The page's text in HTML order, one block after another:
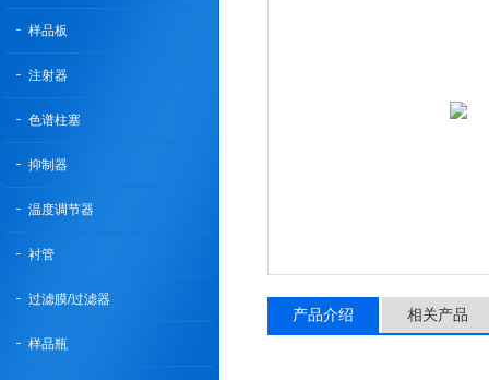
样品板
注射器
色谱柱塞
抑制器
温度调节器
衬管
过滤膜/过滤器
样品瓶
产品介绍 相关产品